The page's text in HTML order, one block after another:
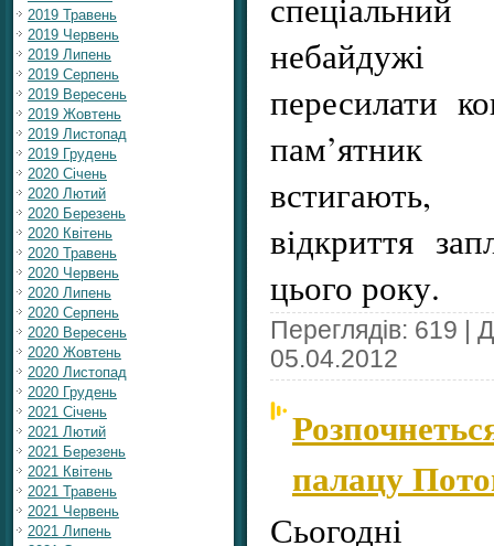
2019 Травень
2019 Червень
2019 Липень
2019 Серпень
2019 Вересень
2019 Жовтень
2019 Листопад
2019 Грудень
2020 Січень
2020 Лютий
2020 Березень
2020 Квітень
2020 Травень
2020 Червень
2020 Липень
2020 Серпень
2020 Вересень
2020 Жовтень
2020 Листопад
2020 Грудень
2021 Січень
2021 Лютий
2021 Березень
2021 Квітень
2021 Травень
2021 Червень
2021 Липень
небайдужі
пересилати
встигають,
відкриття
цього року.
Переглядів: 619 |
05.04.2012
палацу
Сьогодні